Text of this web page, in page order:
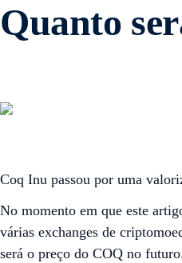
Quanto
Coq Inu passou por uma
No momento em que este
várias exchanges de
será o preço do COQ no